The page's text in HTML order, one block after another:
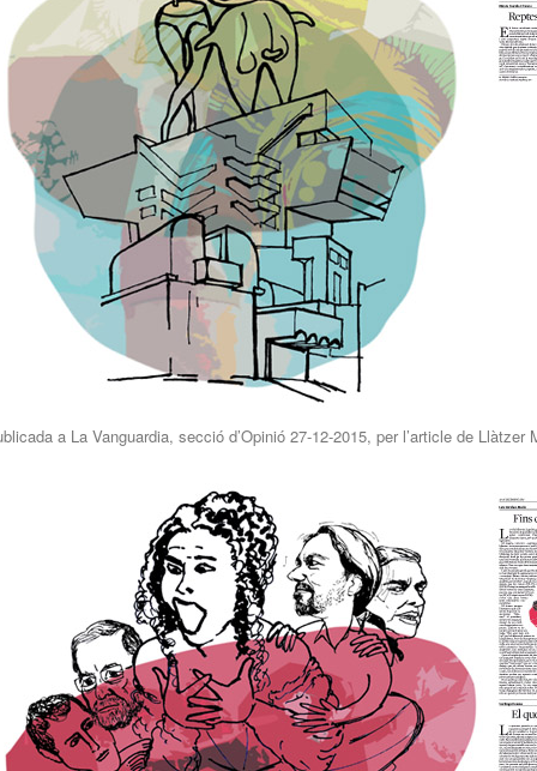
a La Vanguardia, secció d’Opinió 27-12-2015, per l’article de Llàtzer